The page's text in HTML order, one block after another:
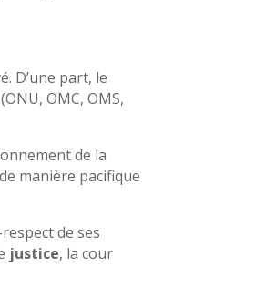
D’une part, le
OMC, OMS,
de la
manière pacifique
de ses
justice, la cour